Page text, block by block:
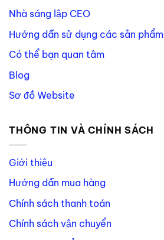
Nhà sáng lập CEO
Hướng dẫn sử dụng các sản phẩm
Có thể bạn quan tâm
Blog
Sơ đồ Website
THÔNG TIN VÀ CHÍNH SÁCH
Giới thiệu
Hướng dẫn mua hàng
Chính sách thanh toán
Chính sách vận chuyển